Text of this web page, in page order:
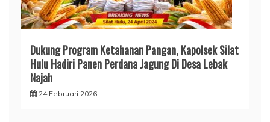
Dukung Program Ketahanan Pangan, Kapolsek Silat
Hulu Hadiri Panen Perdana Jagung Di Desa Lebak
Najah
24 Februari 2026